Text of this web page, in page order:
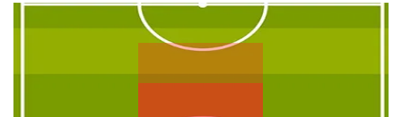
左
WG
CF
右
WG
CMF